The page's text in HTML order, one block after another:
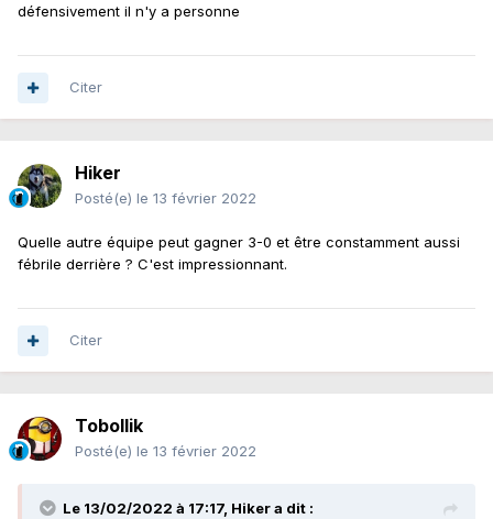
défensivement il n'y a personne
Citer
Hiker
Posté(e) le 13 février 2022
Quelle autre équipe peut gagner 3-0 et être constamment aussi
fébrile derrière ? C'est impressionnant.
Citer
Tobollik
Posté(e) le 13 février 2022
Le 13/02/2022 à 17:17, Hikera dit :